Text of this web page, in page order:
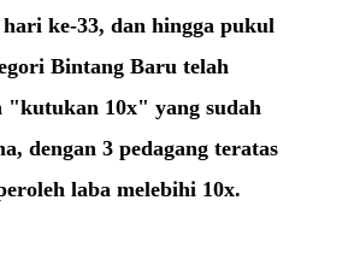
ke-33, dan hingga pukul
Bintang Baru telah
"kutukan 10x" yang sudah
dengan 3 pedagang teratas
laba melebihi 10x.